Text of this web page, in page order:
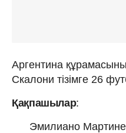
Аргентина
Скалони тізімге 26
Қақпашылар:
Эмилиано